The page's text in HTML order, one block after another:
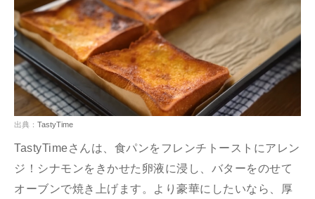
出典： TastyTime
TastyTimeさんは、食パンをフレンチトーストにアレン
ジ！シナモンをきかせた卵液に浸し、バターをのせて
オーブンで焼き上げます。より豪華にしたいなら、厚